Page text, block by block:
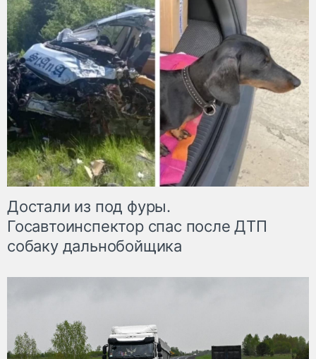
Достали из под фуры.
Госавтоинспектор спас после ДТП
собаку дальнобойщика